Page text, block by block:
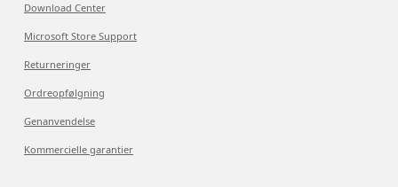
Download Center
Microsoft Store Support
Returneringer
Ordreopfølgning
Genanvendelse
Kommercielle garantier